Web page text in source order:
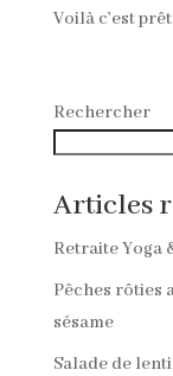
Voilà c’est
Rechercher
Articles
Retraite Yoga
Pêches rôties
sésame
Salade de